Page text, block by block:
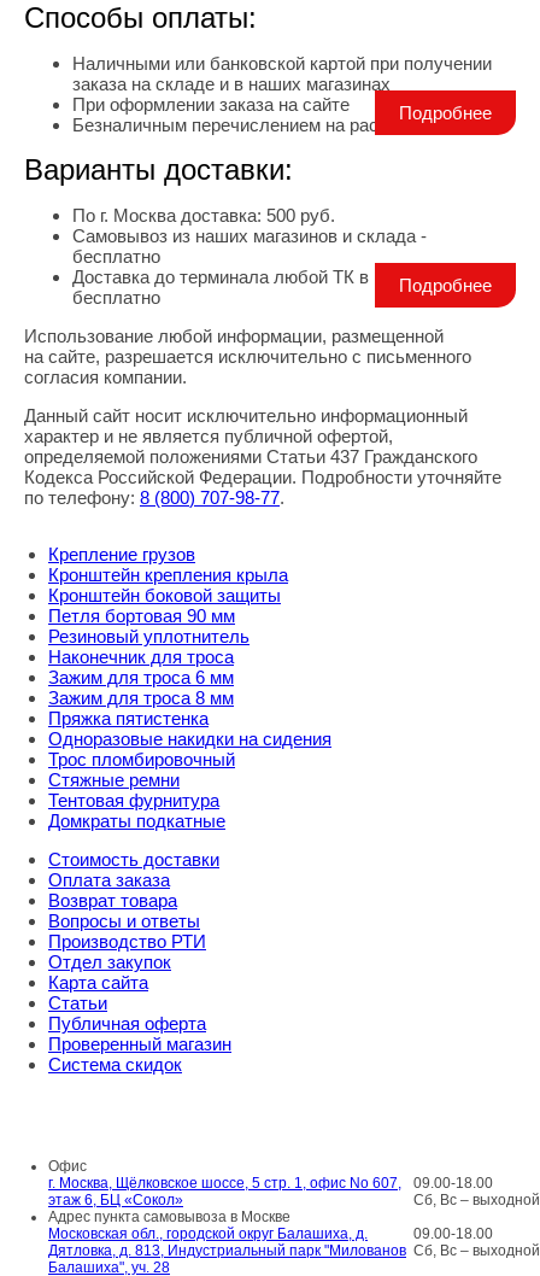
Способы оплаты:
Наличными или банковской картой при получении
заказа на складе и в наших магазинах
При оформлении заказа на сайте
Безналичным перечислением на расчетный счет
Подробнее
Варианты доставки:
По г. Москва доставка: 500 руб.
Самовывоз из наших магазинов и склада -
бесплатно
Доставка до терминала любой ТК в г. Москва -
бесплатно
Подробнее
Правовая информация
Использование любой информации, размещенной
на сайте, разрешается исключительно с письменного
согласия компании.
Данный сайт носит исключительно информационный
характер и не является публичной офертой,
определяемой положениями Статьи 437 Гражданского
Кодекса Российской Федерации. Подробности уточняйте
по телефону: 8 (800) 707-98-77.
Крепление грузов
Кронштейн крепления крыла
Кронштейн боковой защиты
Петля бортовая 90 мм
Резиновый уплотнитель
Наконечник для троса
Зажим для троса 6 мм
Зажим для троса 8 мм
Пряжка пятистенка
Одноразовые накидки на сидения
Трос пломбировочный
Стяжные ремни
Тентовая фурнитура
Домкраты подкатные
Стоимость доставки
Оплата заказа
Возврат товара
Вопросы и ответы
Производство РТИ
Отдел закупок
Карта сайта
Статьи
Публичная оферта
Проверенный магазин
Система скидок
Офис
г. Москва, Щёлковское шоссе, 5 стр. 1, офис No 607,
этаж 6, БЦ «Сокол»
09.00-18.00
Сб, Вс – выходной
Адрес пункта самовывоза в Москве
Московская обл., городской округ Балашиха, д.
Дятловка, д. 813, Индустриальный парк "Милованов
Балашиха", уч. 28
09.00-18.00
Сб, Вс – выходной